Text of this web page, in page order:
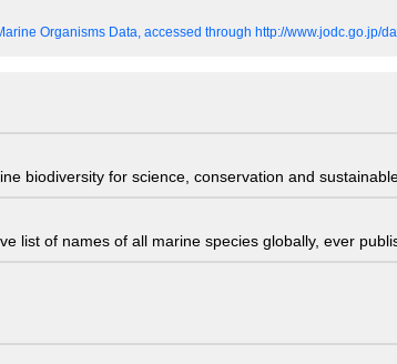
Organisms Data, accessed through http://www.jodc.go.jp/
biodiversity for science, conservation and
list of names of all marine species globally, ever